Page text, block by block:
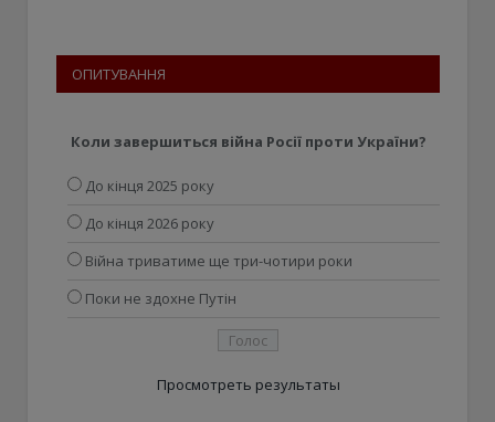
ОПИТУВАННЯ
Коли завершиться війна Росії проти України?
До кінця 2025 року
До кінця 2026 року
Війна триватиме ще три-чотири роки
Поки не здохне Путін
Просмотреть результаты